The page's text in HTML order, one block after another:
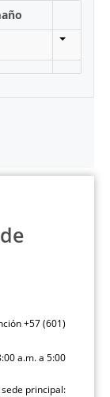
+57 (601)
a.m. a 5:00
principal: